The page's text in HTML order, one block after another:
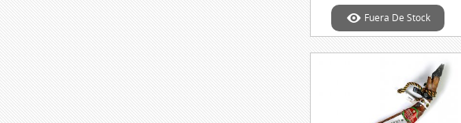
Fuera De Stock